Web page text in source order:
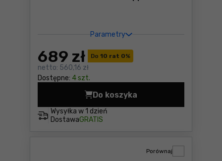
Parametry
Do 10 rat 0%
689 zł
netto: 560,16 zł
Dostępne: 4 szt.
Wysyłka w 1 dzień
DostawaGRATIS
Do koszyka
Wiertarka stołowa
Porównaj